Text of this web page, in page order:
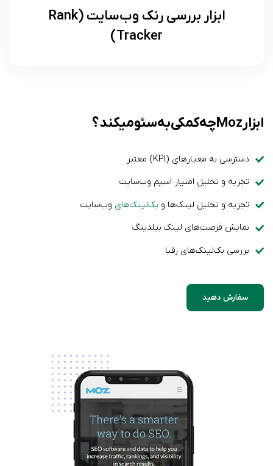
ابزار بررسی رنک وب‌سایت (Rank
Tracker)
ابزار Moz چه کمکی به سئو میکند؟
دسترسی به معیارهای (KPI) معتبر
تجزیه و تحلیل امتیاز اسپم وب‌سایت
تجزیه و تحلیل لینک‌ها و بک‌لینک‌های وب‌سایت
نمایش فرصت‌های لینک بیلدینگ
بررسی بک‌لینک‌های رقبا
سفارش دهید